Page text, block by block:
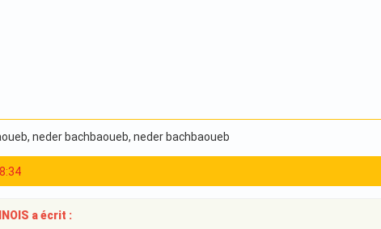
, neder bachbaoueb, neder bachbaoueb
a écrit :